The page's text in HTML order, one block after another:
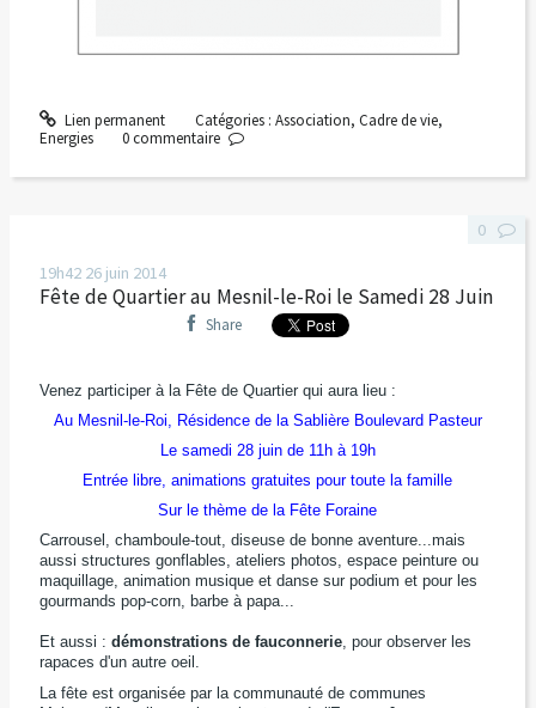
Lien permanent Catégories : Association, Cadre de vie,
Energies
0commentaire
19h42 26 juin 2014
Fête de Quartier au Mesnil-le-Roi le Samedi 28 Juin
Share
Venez participer à la Fête de Quartier qui aura lieu :
Au Mesnil-le-Roi, Résidence de la Sablière Boulevard Pasteur
Le samedi 28 juin de 11h à 19h
Entrée libre, animations gratuites pour toute la famille
Sur le thème de la Fête Foraine
Carrousel, chamboule-tout, diseuse de bonne aventure...mais
aussi structures gonflables, ateliers photos, espace peinture ou
maquillage, animation musique et danse sur podium et pour les
gourmands pop-corn, barbe à papa...
Et aussi : démonstrations de fauconnerie, pour observer les
rapaces d'un autre oeil.
La fête est organisée par la communauté de communes
0